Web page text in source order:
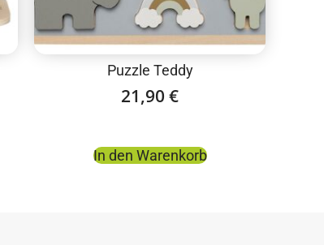
Puzzle Teddy
21,90 €
In den Warenkorb